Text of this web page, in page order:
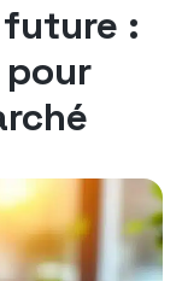
future :